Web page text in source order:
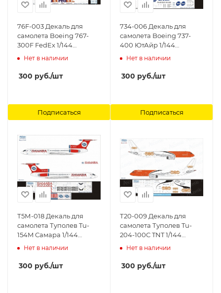
76F-003 Декаль для
самолета Boeing 767-
300F FedEx 1/144
Ascensio
Нет в наличии
300 руб./шт
Подписаться
734-006 Декаль для
самолета Boeing 737-
400 ЮтАйр 1/144
Ascensio
Нет в наличии
300 руб./шт
Подписаться
Т5М-018 Декаль для
самолета Туполев Tu-
154M Самара 1/144
Ascensio
Нет в наличии
300 руб./шт
Т20-009 Декаль для
самолета Туполев Tu-
204-100C TNT 1/144
Ascensio
Нет в наличии
300 руб./шт